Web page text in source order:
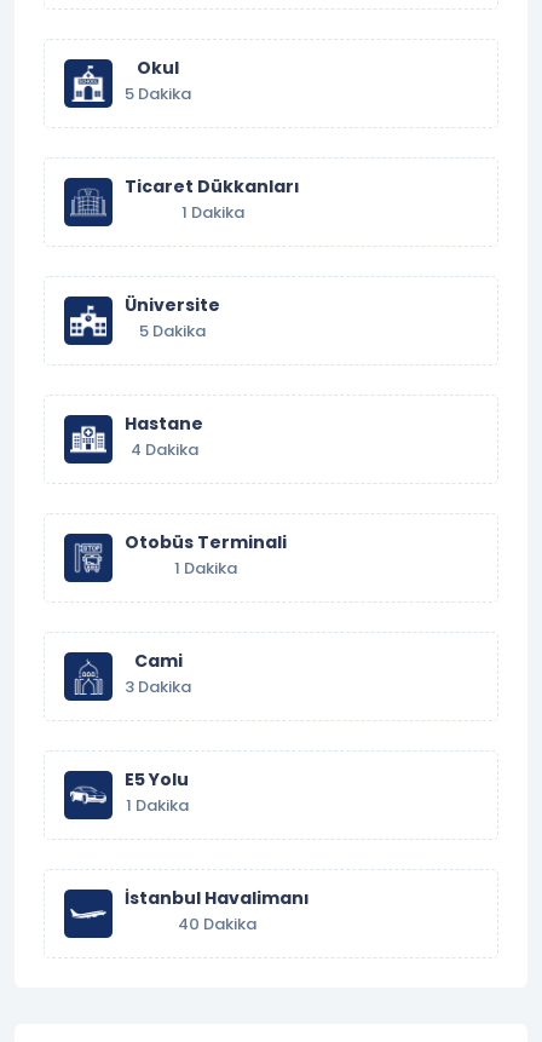
Okul
5 Dakika
Ticaret Dükkanları
1 Dakika
Üniversite
5 Dakika
Hastane
4 Dakika
Otobüs Terminali
1 Dakika
Cami
3 Dakika
E5 Yolu
1 Dakika
İstanbul Havalimanı
40 Dakika